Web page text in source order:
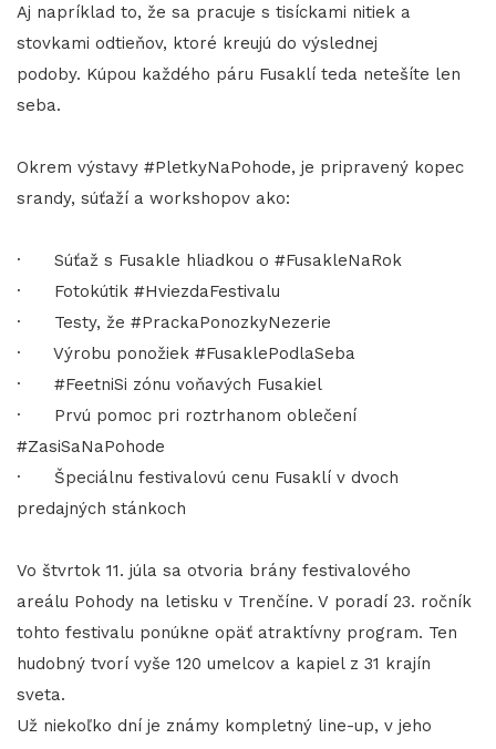
Aj napríklad to, že sa pracuje s tisíckami nitiek a
stovkami odtieňov, ktoré kreujú do výslednej
podoby. Kúpou každého páru Fusaklí teda netešíte len
seba.
Okrem výstavy #PletkyNaPohode, je pripravený kopec
srandy, súťaží a workshopov ako:
· Súťaž s Fusakle hliadkou o #FusakleNaRok
· Fotokútik #HviezdaFestivalu
· Testy, že #PrackaPonozkyNezerie
· Výrobu ponožiek #FusaklePodlaSeba
· #FeetniSi zónu voňavých Fusakiel
· Prvú pomoc pri roztrhanom oblečení
#ZasiSaNaPohode
· Špeciálnu festivalovú cenu Fusaklí v dvoch
predajných stánkoch
Vo štvrtok 11. júla sa otvoria brány festivalového
areálu Pohody na letisku v Trenčíne. V poradí 23. ročník
tohto festivalu ponúkne opäť atraktívny program. Ten
hudobný tvorí vyše 120 umelcov a kapiel z 31 krajín
sveta.
Už niekoľko dní je známy kompletný line-up, v jeho